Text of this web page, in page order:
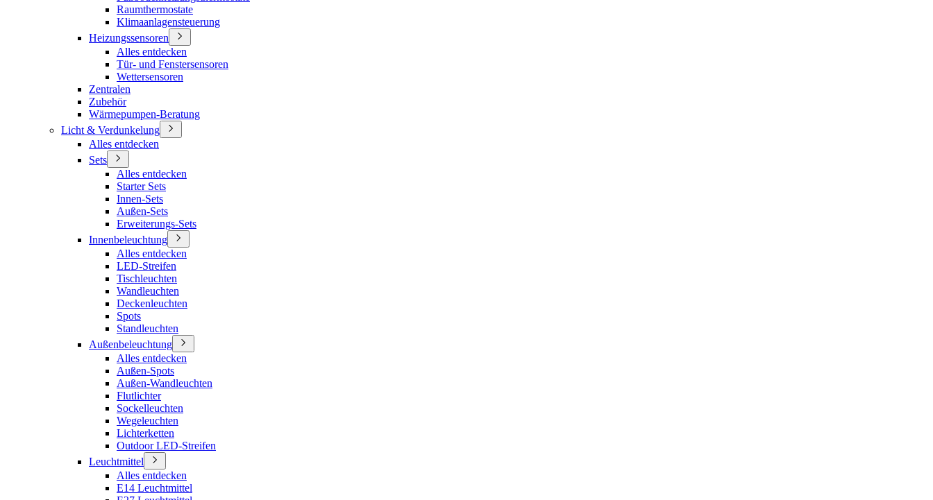
Raumthermostate
Klimaanlagensteuerung
Heizungssensoren
Alles entdecken
Tür- und Fenstersensoren
Wettersensoren
Zentralen
Zubehör
Wärmepumpen-Beratung
Licht & Verdunkelung
Alles entdecken
Sets
Alles entdecken
Starter Sets
Innen-Sets
Außen-Sets
Erweiterungs-Sets
Innenbeleuchtung
Alles entdecken
LED-Streifen
Tischleuchten
Wandleuchten
Deckenleuchten
Spots
Standleuchten
Außenbeleuchtung
Alles entdecken
Außen-Spots
Außen-Wandleuchten
Flutlichter
Sockelleuchten
Wegeleuchten
Lichterketten
Outdoor LED-Streifen
Leuchtmittel
Alles entdecken
E14 Leuchtmittel